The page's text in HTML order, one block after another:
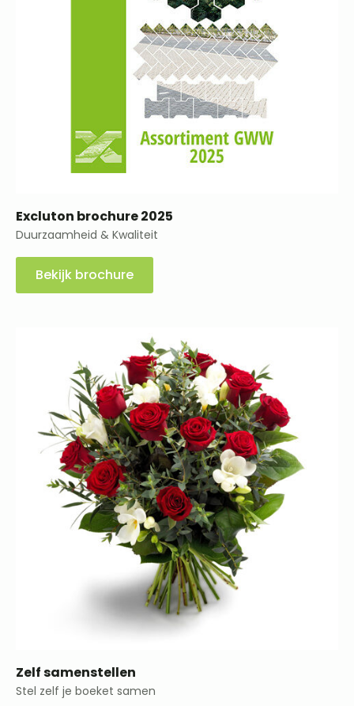
Excluton brochure 2025
Duurzaamheid & Kwaliteit
Bekijk brochure
Zelf samenstellen
Stel zelf je boeket samen